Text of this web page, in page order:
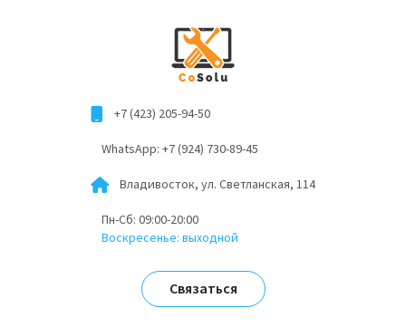
+7 (423) 205-94-50
WhatsApp: +7 (924) 730-89-45
Владивосток, ул. Светланская, 114
Пн-Сб: 09:00-20:00
Воскресенье: выходной
Связаться